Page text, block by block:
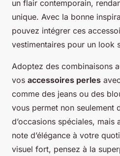
un flair contemporain,
unique. Avec la bonne
pouvez intégrer ces
vestimentaires pour un look
Adoptez des combinaisons
vos accessoires perles
comme des jeans ou des
vous permet non seulement
d’occasions spéciales, mais
note d’élégance à votre
visuel fort, pensez à la